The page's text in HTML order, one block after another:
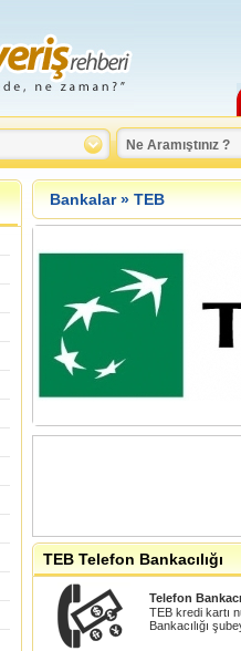
Bankalar»TEB
TEB Telefon Bankacılığı
Telefon
TEB kredi kartı
Bankacılığı